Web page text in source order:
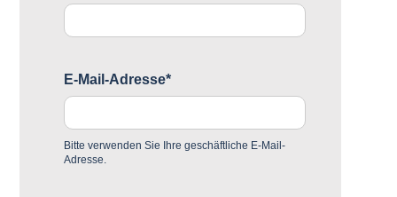
E-Mail-Adresse*
Bitte verwenden Sie Ihre geschäftliche E-Mail-
Adresse.